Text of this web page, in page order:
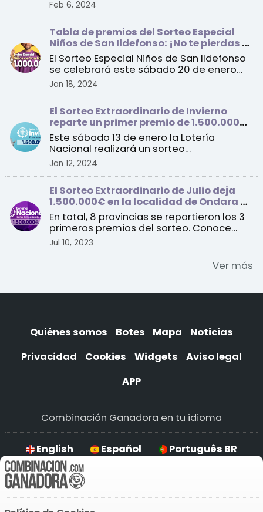
Feb 6, 2024
Tabla de premios del Sorteo Especial
Niños de San Ildefonso: ¡No te pierdas el
sorteo de este sábado!
El Sorteo Especial Niños de San Ildefonso
se celebrará este sábado 20 de enero
con un primer pre ...
Jan 18, 2024
El Sorteo Extraordinario de Invierno
reparte un primer premio de 1.500.000
euros por serie
Este sábado 13 de enero la Lotería
Nacional realizará un sorteo
extraordinario con un total de 1 ...
Jan 12, 2024
El Sorteo Extraordinario de Julio deja
1.500.000€ en la localidad de Ondara en
Alicante
En total, 8 provincias se repartieron los 3
primeros premios del sorteo. Conoce
todos los detall ...
Jul 10, 2023
Ver más
Quiénes somos Botes Mapa
Noticias
Privacidad
Cookies Widgets
Aviso legal
APP
Combinación Ganadora en tu idioma
English Español Português BR